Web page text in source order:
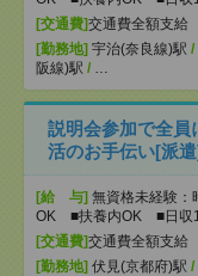
[交通費]交通費全額支給
[勤務地] 宇治(奈良線)駅 /
阪線)駅 / …
説明会参加で全員
活のお手伝い[派
[給 与] 無資格未経験
OK ■扶養内OK ■日収
[交通費]交通費全額支給
[勤務地] 伏見(京都府)駅 /